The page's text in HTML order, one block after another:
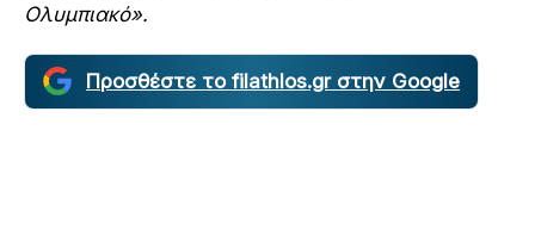
Ολυμπιακό».
Προσθέστε το filathlos.gr στην Google